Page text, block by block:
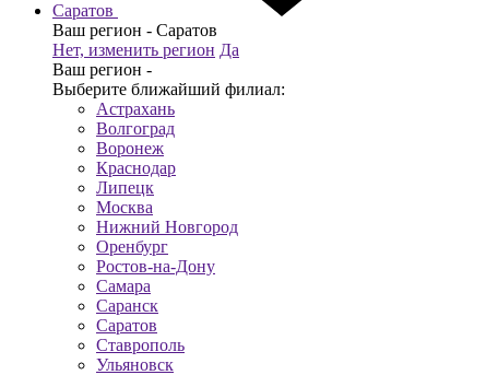
Саратов
Ваш регион - Саратов
Нет, изменить регион Да
Ваш регион -
Выберите ближайший филиал:
Астрахань
Волгоград
Воронеж
Краснодар
Липецк
Москва
Нижний Новгород
Оренбург
Ростов-на-Дону
Самара
Саранск
Саратов
Ставрополь
Ульяновск